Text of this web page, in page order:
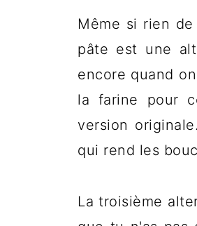
Même si rien
pâte est une
encore quand
la farine pour
version
qui rend les
La troisième